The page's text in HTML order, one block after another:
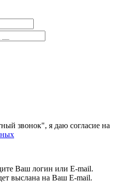
звонок", я даю согласие на
Ваш логин или Е-mail.
выслана на Ваш E-mail.